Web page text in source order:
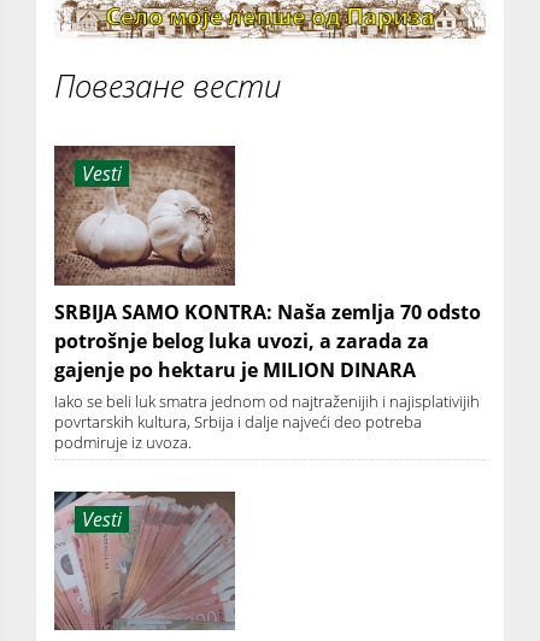
Повезане вести
Vesti
SRBIJA SAMO KONTRA: Naša zemlja 70 odsto
potrošnje belog luka uvozi, a zarada za
gajenje po hektaru je MILION DINARA
Iako se beli luk smatra jednom od najtraženijih i najisplativijih
povrtarskih kultura, Srbija i dalje najveći deo potreba
podmiruje iz uvoza.
Vesti